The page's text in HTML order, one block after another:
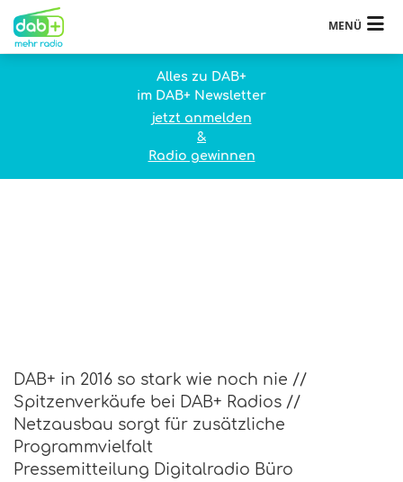
MENÜ
Alles zu DAB+
im DAB+ Newsletter
jetzt anmelden
&
Radio gewinnen
DAB+ in 2016 so stark wie noch nie //
Spitzenverkäufe bei DAB+ Radios //
Netzausbau sorgt für zusätzliche
Programmvielfalt
Pressemitteilung Digitalradio Büro